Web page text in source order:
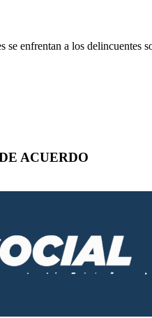
enfrentan a los
ACUERDO